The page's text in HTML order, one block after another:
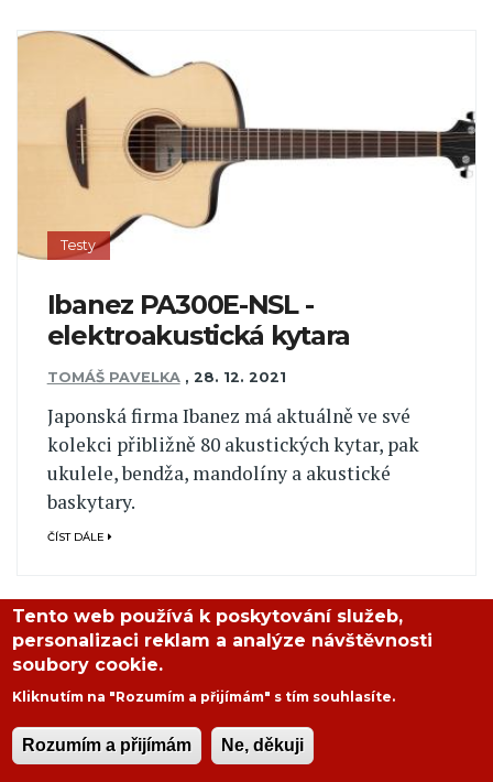
Testy
Ibanez PA300E-NSL -
elektroakustická kytara
TOMÁŠ PAVELKA , 28. 12. 2021
Japonská firma Ibanez má aktuálně ve své
kolekci přibližně 80 akustických kytar, pak
ukulele, bendža, mandolíny a akustické
baskytary.
ČÍST DÁLE
Tento web používá k poskytování služeb,
personalizaci reklam a analýze návštěvnosti
soubory cookie.
Kliknutím na "Rozumím a přijímám" s tím souhlasíte.
Rozumím a přijímám Ne, děkuji